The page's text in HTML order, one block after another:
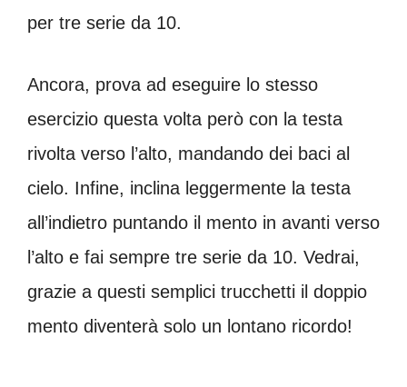
per tre serie da 10.
Ancora, prova ad eseguire lo stesso
esercizio questa volta però con la testa
rivolta verso l’alto, mandando dei baci al
cielo. Infine, inclina leggermente la testa
all’indietro puntando il mento in avanti verso
l’alto e fai sempre tre serie da 10. Vedrai,
grazie a questi semplici trucchetti il doppio
mento diventerà solo un lontano ricordo!